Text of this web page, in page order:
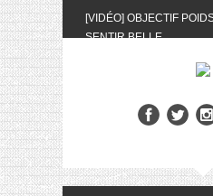
[VIDÉO] OBJECTIF
SENTIR BELLE
BIOTYFULL BOX DU
[VIDÉO] QUITOQUE #10
CONVIVIALITÉ